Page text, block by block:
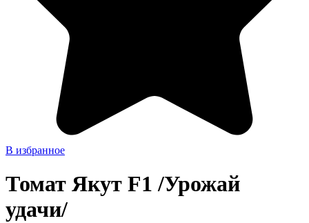
В избранное
Томат Якут F1 /Урожай
удачи/